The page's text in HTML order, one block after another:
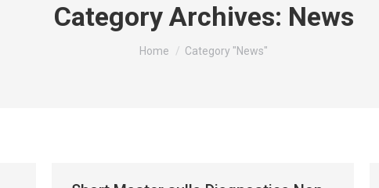
Category Archives: News
You are here:
Home Category "News"